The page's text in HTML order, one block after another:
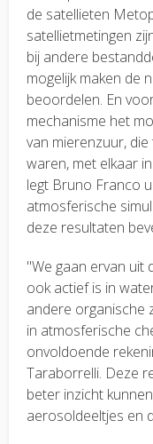
de satellieten
satellietmetingen
bij andere
mogelijk maken de
beoordelen. En
mechanisme het
van mierenzuur,
waren, met elkaar
legt Bruno Franco
atmosferische
deze resultaten
"We gaan ervan uit
ook actief is in
andere organische
in atmosferische
onvoldoende
Taraborrelli. Deze
beter inzicht
aerosoldeeltjes en